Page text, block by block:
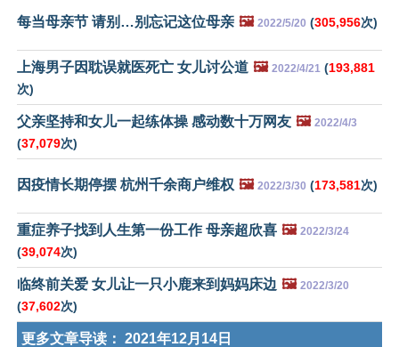
每当母亲节 请别…别忘记这位母亲 🖼️ 2022/5/20 (305,956次)
上海男子因耽误就医死亡 女儿讨公道 🖼️ 2022/4/21 (193,881
次)
父亲坚持和女儿一起练体操 感动数十万网友 🖼️ 2022/4/3
(37,079次)
因疫情长期停摆 杭州千余商户维权 🖼️ 2022/3/30 (173,581次)
重症养子找到人生第一份工作 母亲超欣喜 🖼️ 2022/3/24
(39,074次)
临终前关爱 女儿让一只小鹿来到妈妈床边 🖼️ 2022/3/20
(37,602次)
更多文章导读： 2021年12月14日